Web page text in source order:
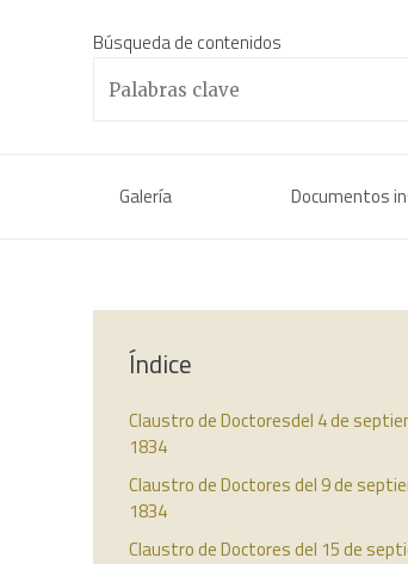
Búsqueda de contenidos
Galería Documentos
Índice
Claustro de Doctoresdel 4 de
1834
Claustro de Doctores del 9 de
1834
Claustro de Doctores del 15 de